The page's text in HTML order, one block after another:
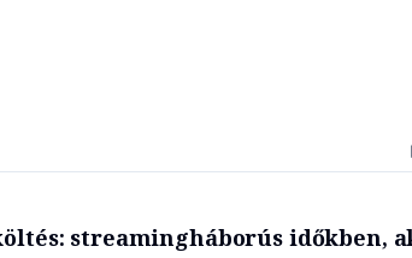
streamingháborús időkben,